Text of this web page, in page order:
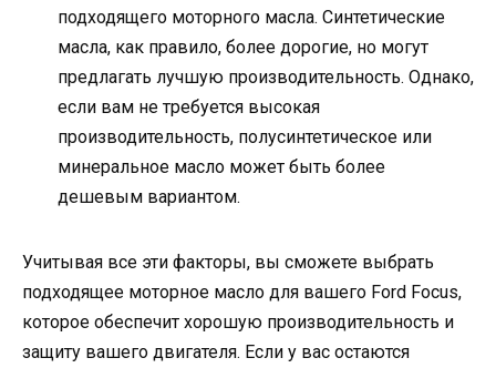
подходящего моторного масла. Синтетические
масла, как правило, более дорогие, но могут
предлагать лучшую производительность. Однако,
если вам не требуется высокая
производительность, полусинтетическое или
минеральное масло может быть более
дешевым вариантом.
Учитывая все эти факторы, вы сможете выбрать
подходящее моторное масло для вашего Ford Focus,
которое обеспечит хорошую производительность и
защиту вашего двигателя. Если у вас остаются